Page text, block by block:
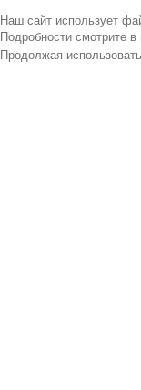
Наш сайт использует
Подробности смотрите
Продолжая